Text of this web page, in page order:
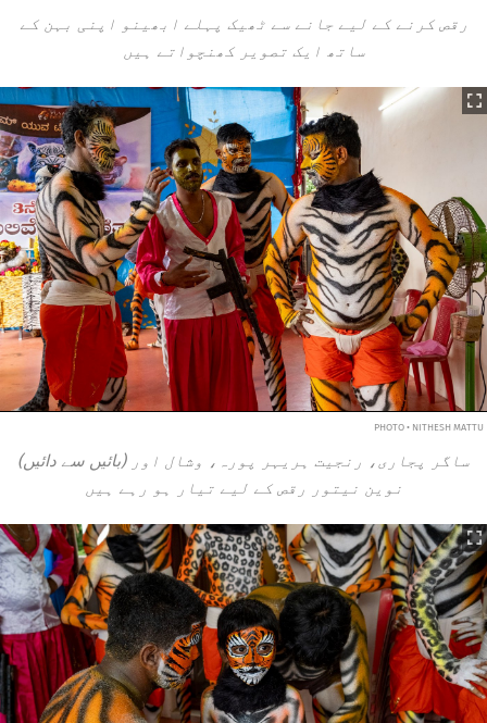
رقص کرنے کے لیے جانے سے ٹھیک پہلے ابھینو اپنی بہن کے
ساتھ ایک تصویر کھنچواتے ہیں
PHOTO • NITHESH MATTU
(بائیں سے دائیں) ساگر پجاری، رنجیت ہریہر پورہ، وشال اور
نوین نیتور رقص کے لیے تیار ہو رہے ہیں